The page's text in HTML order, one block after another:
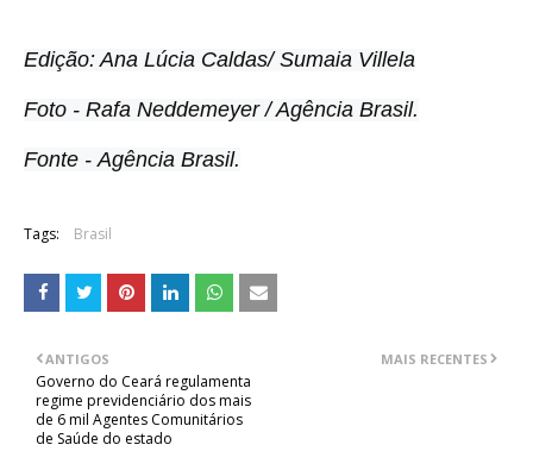
Edição: Ana Lúcia Caldas/ Sumaia Villela
Foto - Rafa Neddemeyer / Agência Brasil.
Fonte -Agência Brasil.
Tags: Brasil
MAIS RECENTES
ANTIGOS
Governo do Ceará regulamenta
regime previdenciário dos mais
de 6 mil Agentes Comunitários
de Saúde do estado